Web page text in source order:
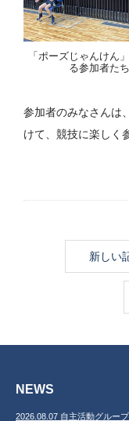
「ポーズじゃんけん
る参加者たち
参加者のみなさんは
けて、競技に楽しく
新しい
NEWS
2026.08.07 自主活動グルー